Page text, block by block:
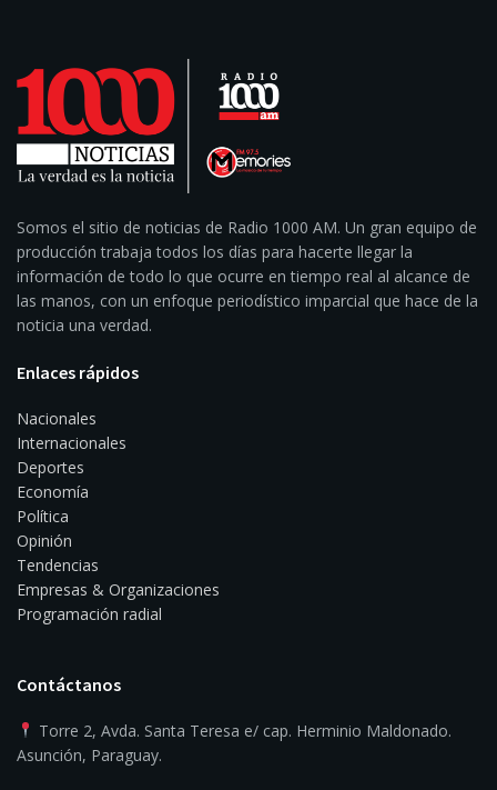
Somos el sitio de noticias de Radio 1000 AM. Un gran equipo de
producción trabaja todos los días para hacerte llegar la
información de todo lo que ocurre en tiempo real al alcance de
las manos, con un enfoque periodístico imparcial que hace de la
noticia una verdad.
Enlaces rápidos
Nacionales
Internacionales
Deportes
Economía
Política
Opinión
Tendencias
Empresas & Organizaciones
Programación radial
Contáctanos
Torre 2, Avda. Santa Teresa e/ cap. Herminio Maldonado.
Asunción, Paraguay.